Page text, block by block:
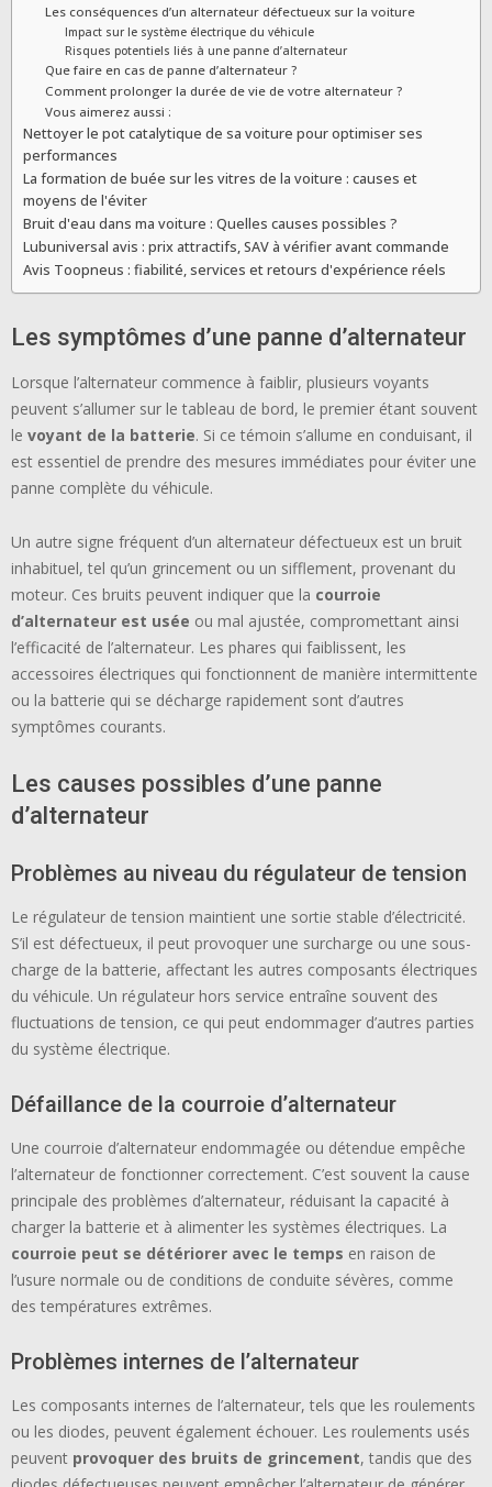
Les conséquences d’un alternateur défectueux sur la voiture
Impact sur le système électrique du véhicule
Risques potentiels liés à une panne d’alternateur
Que faire en cas de panne d’alternateur ?
Comment prolonger la durée de vie de votre alternateur ?
Vous aimerez aussi :
Nettoyer le pot catalytique de sa voiture pour optimiser ses
performances
La formation de buée sur les vitres de la voiture : causes et
moyens de l'éviter
Bruit d'eau dans ma voiture : Quelles causes possibles ?
Lubuniversal avis : prix attractifs, SAV à vérifier avant commande
Avis Toopneus : fiabilité, services et retours d'expérience réels
Les symptômes d’une panne d’alternateur
Lorsque l’alternateur commence à faiblir, plusieurs voyants
peuvent s’allumer sur le tableau de bord, le premier étant souvent
le voyant de la batterie. Si ce témoin s’allume en conduisant, il
est essentiel de prendre des mesures immédiates pour éviter une
panne complète du véhicule.
Un autre signe fréquent d’un alternateur défectueux est un bruit
inhabituel, tel qu’un grincement ou un sifflement, provenant du
moteur. Ces bruits peuvent indiquer que la courroie
d’alternateur est usée ou mal ajustée, compromettant ainsi
l’efficacité de l’alternateur. Les phares qui faiblissent, les
accessoires électriques qui fonctionnent de manière intermittente
ou la batterie qui se décharge rapidement sont d’autres
symptômes courants.
Les causes possibles d’une panne
d’alternateur
Problèmes au niveau du régulateur de tension
Le régulateur de tension maintient une sortie stable d’électricité.
S’il est défectueux, il peut provoquer une surcharge ou une sous-
charge de la batterie, affectant les autres composants électriques
du véhicule. Un régulateur hors service entraîne souvent des
fluctuations de tension, ce qui peut endommager d’autres parties
du système électrique.
Défaillance de la courroie d’alternateur
Une courroie d’alternateur endommagée ou détendue empêche
l’alternateur de fonctionner correctement. C’est souvent la cause
principale des problèmes d’alternateur, réduisant la capacité à
charger la batterie et à alimenter les systèmes électriques. La
courroie peut se détériorer avec le temps en raison de
l’usure normale ou de conditions de conduite sévères, comme
des températures extrêmes.
Problèmes internes de l’alternateur
Les composants internes de l’alternateur, tels que les roulements
ou les diodes, peuvent également échouer. Les roulements usés
peuvent provoquer des bruits de grincement, tandis que des